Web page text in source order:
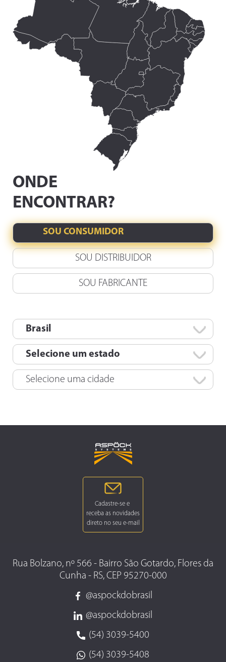
ONDE
ENCONTRAR?
SOU CONSUMIDOR
SOU DISTRIBUIDOR
SOU FABRICANTE
Rua Bolzano, nº 566 - Bairro São Gotardo, Flores da
Cunha - RS, CEP 95270-000
@aspockdobrasil
@aspockdobrasil
(54) 3039-5400
(54) 3039-5408